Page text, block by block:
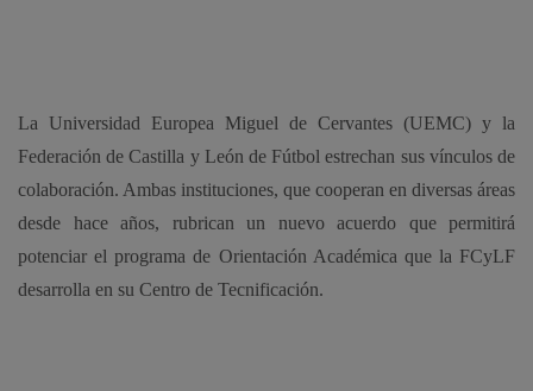
La Universidad Europea Miguel de Cervantes (UEMC) y la
Federación de Castilla y León de Fútbol estrechan sus vínculos de
colaboración. Ambas instituciones, que cooperan en diversas áreas
desde hace años, rubrican un nuevo acuerdo que permitirá
potenciar el programa de Orientación Académica que la FCyLF
desarrolla en su Centro de Tecnificación.